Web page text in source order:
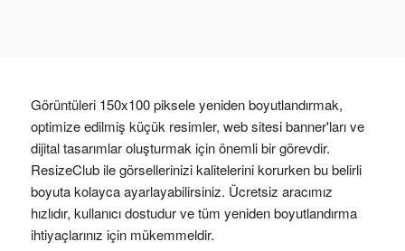
Görüntüleri 150x100 piksele yeniden boyutlandırmak,
optimize edilmiş küçük resimler, web sitesi banner'ları ve
dijital tasarımlar oluşturmak için önemli bir görevdir.
ResizeClub ile görsellerinizi kalitelerini korurken bu belirli
boyuta kolayca ayarlayabilirsiniz. Ücretsiz aracımız
hızlıdır, kullanıcı dostudur ve tüm yeniden boyutlandırma
ihtiyaçlarınız için mükemmeldir.